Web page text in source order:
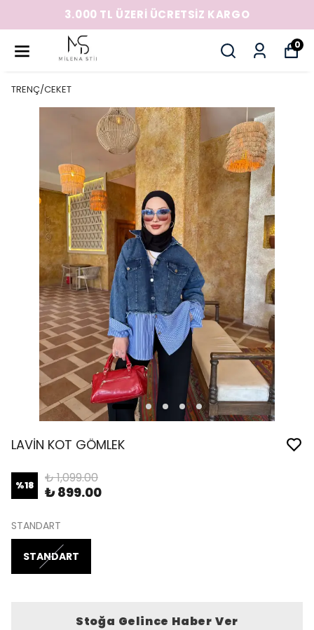
3.000 TL ÜZERİ ÜCRETSİZ KARGO
0
TRENÇ/CEKET
LAVİN KOT GÖMLEK
%18 ₺ 1,099.00
₺ 899.00
STANDART
STANDART
Stoğa Gelince Haber Ver